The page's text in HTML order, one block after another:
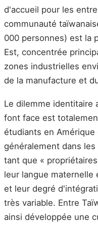
d'accueil pour les
communauté
000 personnes) est la
Est, concentrée
zones industrielles
de la manufacture et
Le dilemme identitaire
font face est
étudiants en
généralement dans
tant que «
leur langue maternelle
et leur degré
très variable. Entre
ainsi développée une